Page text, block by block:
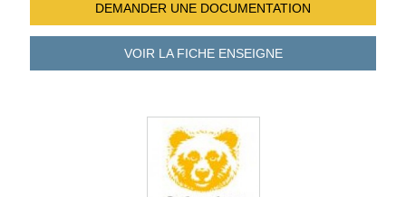
DEMANDER UNE DOCUMENTATION
VOIR LA FICHEENSEIGNE